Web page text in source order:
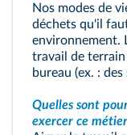
Nos modes de
déchets qu'il
environnement.
travail de terrain
bureau (ex. : des
Quelles sont
exercer ce